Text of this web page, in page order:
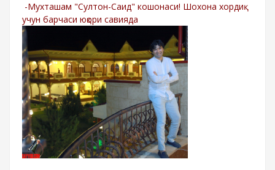
-Мухташам "Султон-Саид" кошонаси! Шохона хордиқ
учун барчаси юқори савияда